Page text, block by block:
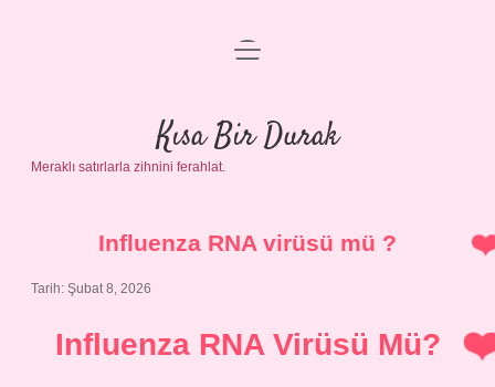
Anasayfa
Gizlilik Politikası
Yasal Uyarı
menüyü
Kısa Bir Durak
Meraklı satırlarla zihnini ferahlat.
Influenza RNA virüsü mü ?
Tarih: Şubat 8, 2026
Influenza RNA Virüsü Mü?